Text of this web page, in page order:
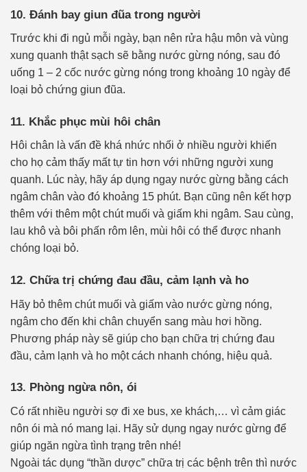
10. Đánh bay giun đũa trong người
Trước khi đi ngủ mỗi ngày, bạn nên rửa hậu môn và vùng
xung quanh thật sạch sẽ bằng nước gừng nóng, sau đó
uống 1 – 2 cốc nước gừng nóng trong khoảng 10 ngày để
loại bỏ chứng giun đũa.
11. Khắc phục mùi hôi chân
Hôi chân là vấn đề khá nhức nhối ở nhiều người khiến
cho họ cảm thấy mất tự tin hơn với những người xung
quanh. Lúc này, hãy áp dụng ngay nước gừng bằng cách
ngâm chân vào đó khoảng 15 phút. Bạn cũng nên kết hợp
thêm với thêm một chút muối và giấm khi ngâm. Sau cùng,
lau khô và bôi phấn rôm lên, mùi hôi có thể được nhanh
chóng loại bỏ.
12. Chữa trị chứng đau đầu, cảm lạnh và ho
Hãy bỏ thêm chút muối và giấm vào nước gừng nóng,
ngâm cho đến khi chân chuyển sang màu hơi hồng.
Phương pháp này sẽ giúp cho bạn chữa trị chứng đau
đầu, cảm lạnh và ho một cách nhanh chóng, hiệu quả.
13. Phòng ngừa nôn, ói
Có rất nhiều người sợ đi xe bus, xe khách,… vì cảm giác
nôn ói mà nó mang lại. Hãy sử dụng ngay nước gừng để
giúp ngăn ngừa tình trạng trên nhé!
Ngoài tác dụng “thần dược” chữa trị các bệnh trên thì nước